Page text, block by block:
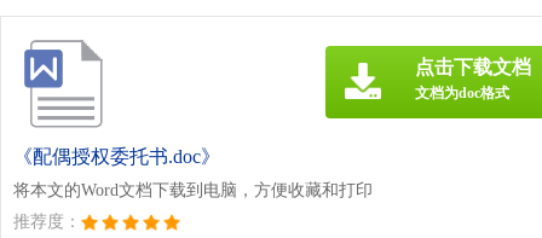
《配偶授权委托书.doc》
将本文的Word文档下载到电脑，方便收藏和打印
推荐度：
点击下载文档
文档为doc格式